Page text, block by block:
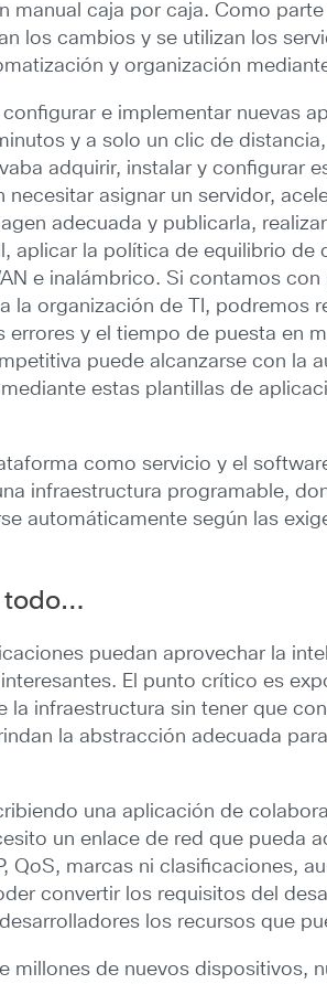
manual caja por caja. Como
los cambios y se utilizan los
y organización
e implementar nuevas
y a solo un clic de
adquirir, instalar y configurar
asignar un servidor,
adecuada y publicarla,
aplicar la política de equilibrio de
e inalámbrico. Si contamos con
la organización de TI, podremos
y el tiempo de puesta en
puede alcanzarse con la
estas plantillas de
como servicio y el
infraestructura programable,
automáticamente según las
todo…
puedan aprovechar la
El punto crítico es
la infraestructura sin tener que
la abstracción adecuada
una aplicación de
un enlace de red que pueda
QoS, marcas ni clasificaciones,
convertir los requisitos del
los recursos que
millones de nuevos dispositivos,